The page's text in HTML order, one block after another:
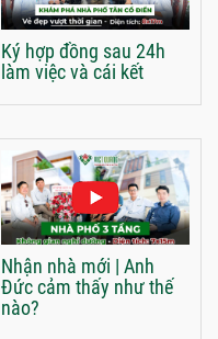
Ký hợp đồng sau 24h
làm việc và cái kết
Nhận nhà mới | Anh
Đức cảm thấy như thế
nào?